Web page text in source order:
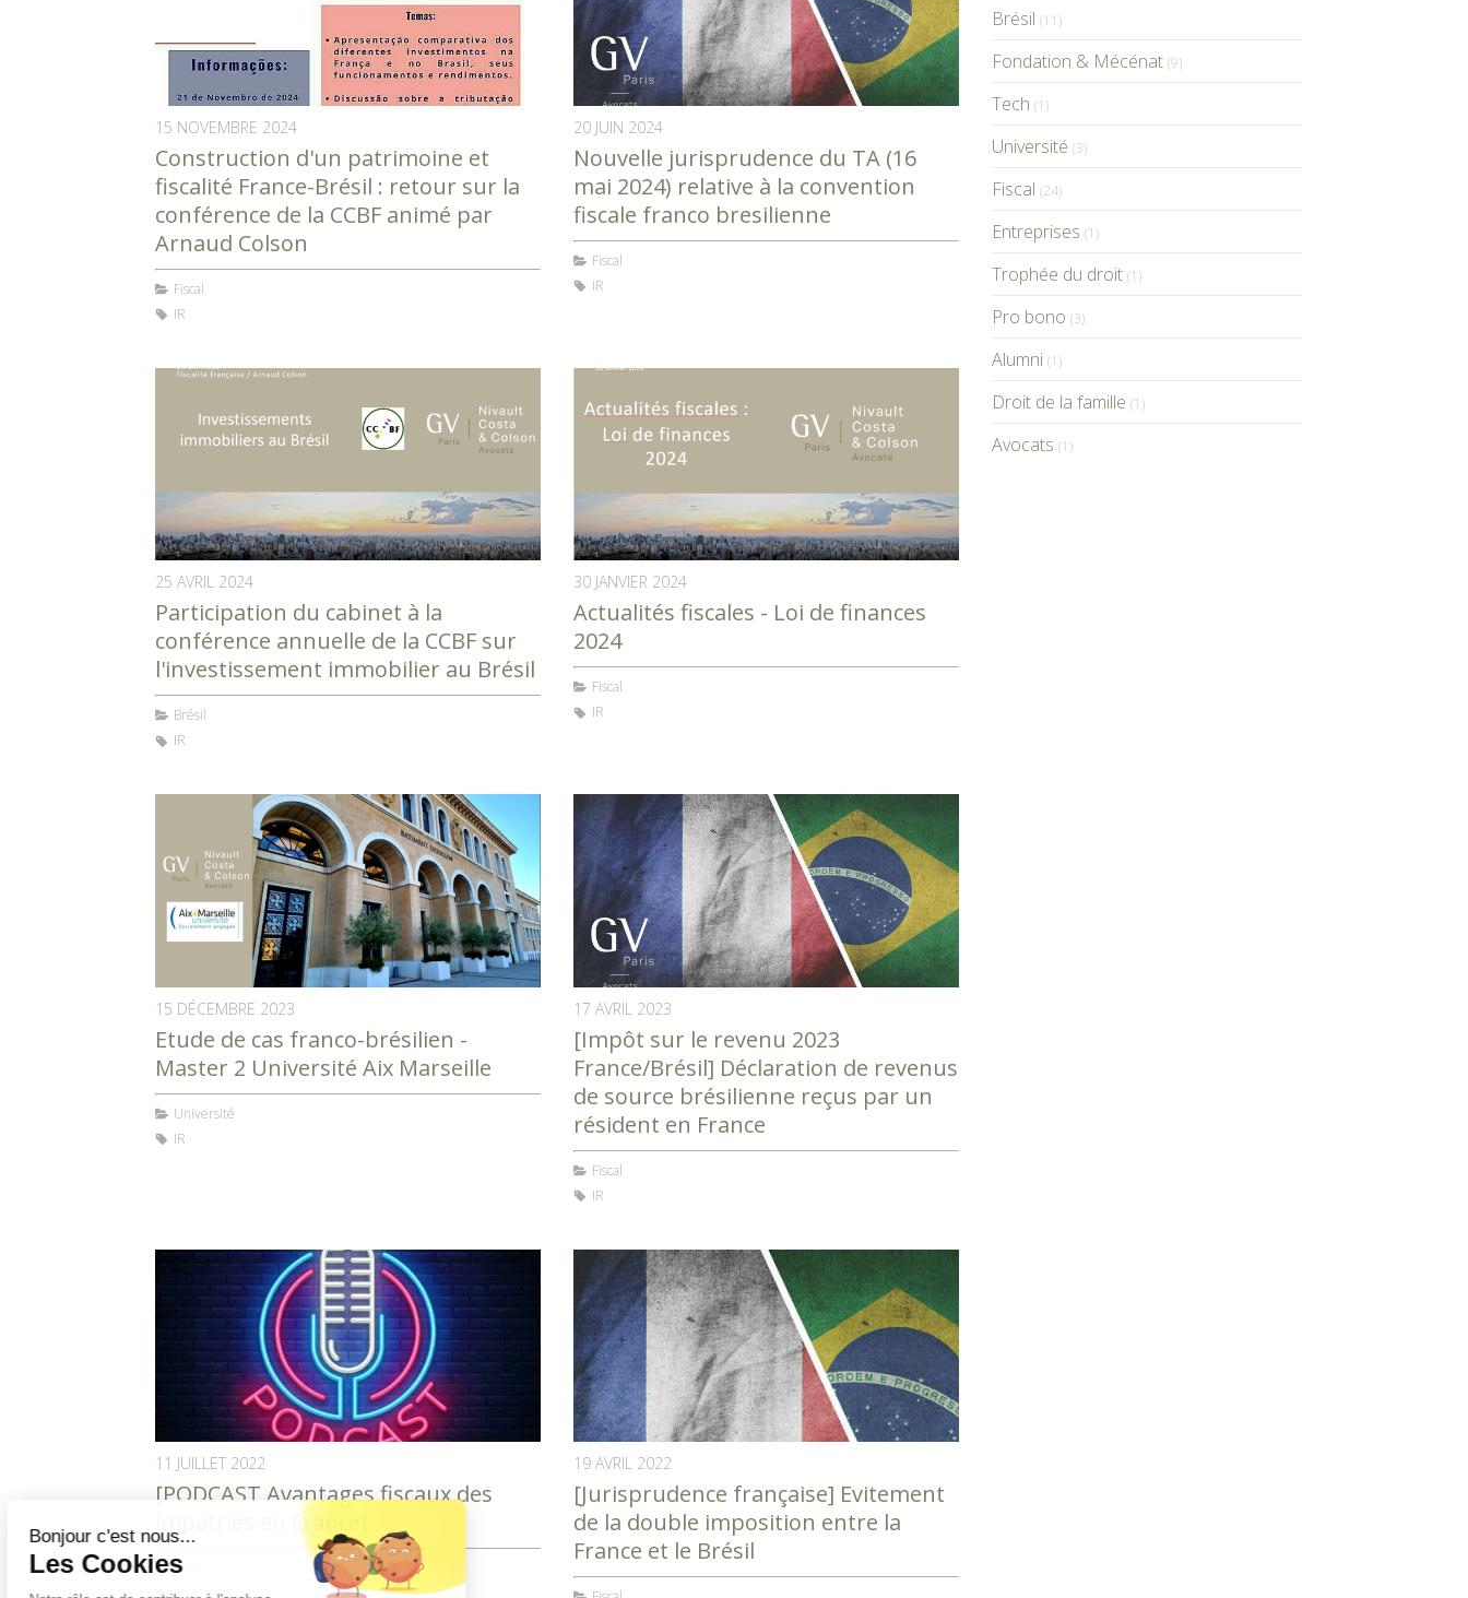
15 NOVEMBRE 2024
Construction d'un patrimoine et
fiscalité France-Brésil : retour sur la
conférence de la CCBF animé par
Arnaud Colson
Fiscal
IR
20 JUIN 2024
Nouvelle jurisprudence du TA (16
mai 2024) relative à la convention
fiscale franco bresilienne
Fiscal
IR
25 AVRIL 2024
Participation du cabinet à la
conférence annuelle de la CCBF sur
l'investissement immobilier au Brésil
Brésil
IR
30 JANVIER 2024
Actualités fiscales - Loi de finances
2024
Fiscal
IR
15 DÉCEMBRE 2023
Etude de cas franco-brésilien -
Master 2 Université Aix Marseille
Université
IR
17 AVRIL 2023
[Impôt sur le revenu 2023
France/Brésil] Déclaration de revenus
de source brésilienne reçus par un
résident en France
Fiscal
IR
11 JUILLET 2022
[PODCAST Avantages fiscaux des
impatriés en France]
Fiscal
IR
19 AVRIL 2022
[Jurisprudence française] Evitement
de la double imposition entre la
France et le Brésil
Brésil (11)
Fondation & Mécénat (9)
Tech (1)
Université (3)
Fiscal (24)
Entreprises (1)
Trophée du droit (1)
Pro bono (3)
Alumni (1)
Droit de la famille (1)
Avocats (1)